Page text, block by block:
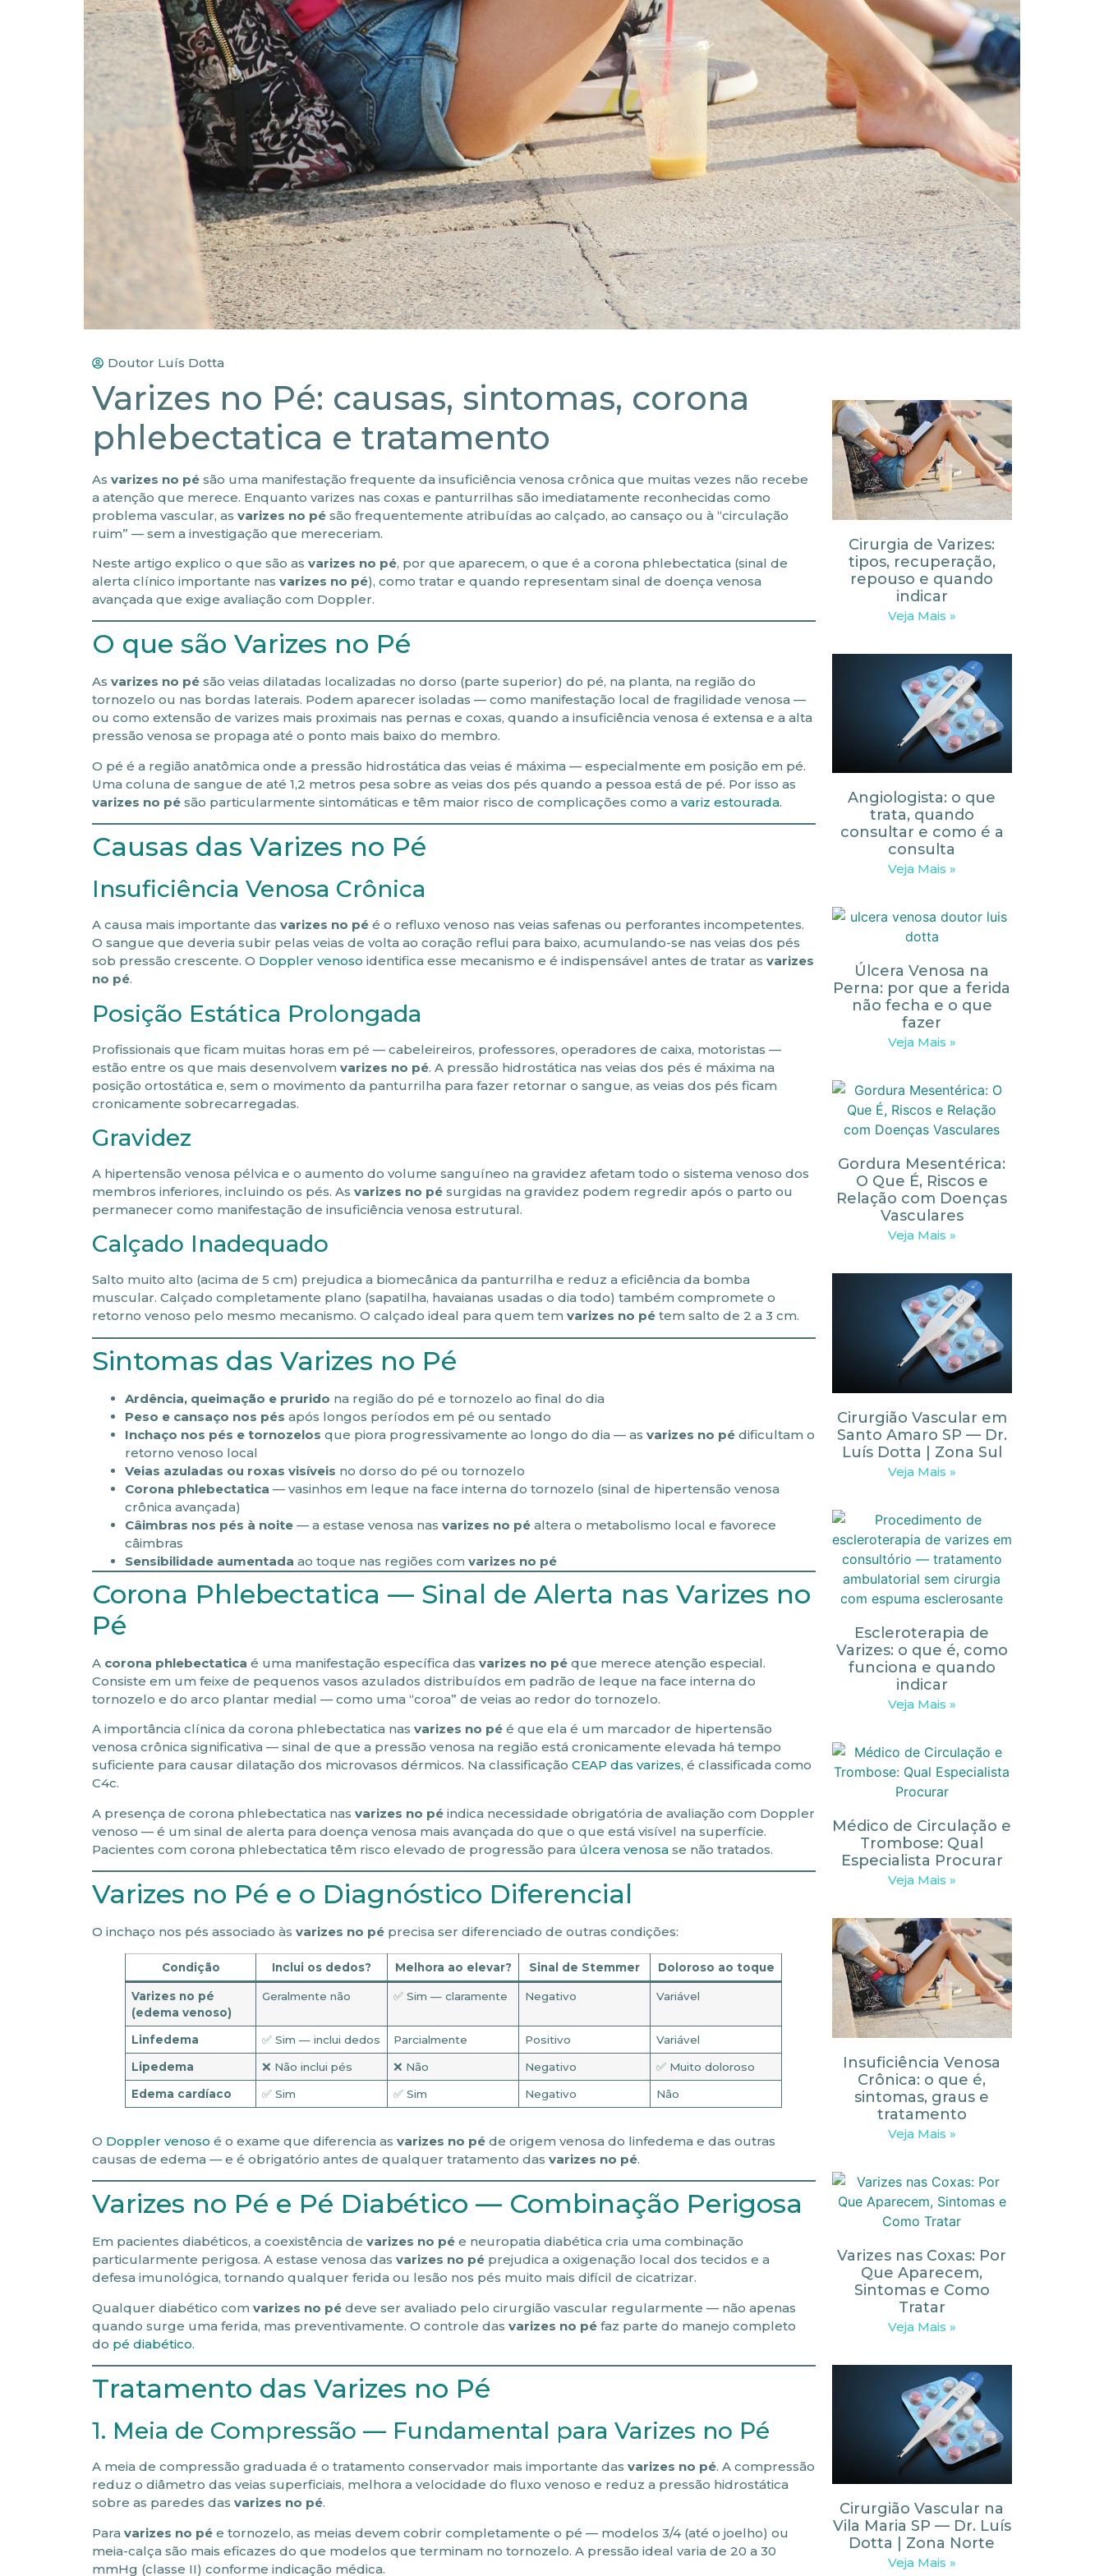
Doutor Luís Dotta
Varizes no Pé: causas, sintomas, corona
phlebectatica e tratamento
As varizes no pé são uma manifestação frequente da insuficiência venosa crônica que muitas vezes não recebe
a atenção que merece. Enquanto varizes nas coxas e panturrilhas são imediatamente reconhecidas como
problema vascular, as varizes no pé são frequentemente atribuídas ao calçado, ao cansaço ou à “circulação
ruim” — sem a investigação que mereceriam.
Neste artigo explico o que são as varizes no pé, por que aparecem, o que é a corona phlebectatica (sinal de
alerta clínico importante nas varizes no pé), como tratar e quando representam sinal de doença venosa
avançada que exige avaliação com Doppler.
O que são Varizes no Pé
As varizes no pé são veias dilatadas localizadas no dorso (parte superior) do pé, na planta, na região do
tornozelo ou nas bordas laterais. Podem aparecer isoladas — como manifestação local de fragilidade venosa —
ou como extensão de varizes mais proximais nas pernas e coxas, quando a insuficiência venosa é extensa e a alta
pressão venosa se propaga até o ponto mais baixo do membro.
O pé é a região anatômica onde a pressão hidrostática das veias é máxima — especialmente em posição em pé.
Uma coluna de sangue de até 1,2 metros pesa sobre as veias dos pés quando a pessoa está de pé. Por isso as
varizes no pé são particularmente sintomáticas e têm maior risco de complicações como a variz estourada.
Causas das Varizes no Pé
Insuficiência Venosa Crônica
A causa mais importante das varizes no pé é o refluxo venoso nas veias safenas ou perforantes incompetentes.
O sangue que deveria subir pelas veias de volta ao coração reflui para baixo, acumulando-se nas veias dos pés
sob pressão crescente. O Doppler venoso identifica esse mecanismo e é indispensável antes de tratar as varizes
no pé.
Posição Estática Prolongada
Profissionais que ficam muitas horas em pé — cabeleireiros, professores, operadores de caixa, motoristas —
estão entre os que mais desenvolvem varizes no pé. A pressão hidrostática nas veias dos pés é máxima na
posição ortostática e, sem o movimento da panturrilha para fazer retornar o sangue, as veias dos pés ficam
cronicamente sobrecarregadas.
Gravidez
A hipertensão venosa pélvica e o aumento do volume sanguíneo na gravidez afetam todo o sistema venoso dos
membros inferiores, incluindo os pés. As varizes no pé surgidas na gravidez podem regredir após o parto ou
permanecer como manifestação de insuficiência venosa estrutural.
Calçado Inadequado
Salto muito alto (acima de 5 cm) prejudica a biomecânica da panturrilha e reduz a eficiência da bomba
muscular. Calçado completamente plano (sapatilha, havaianas usadas o dia todo) também compromete o
retorno venoso pelo mesmo mecanismo. O calçado ideal para quem tem varizes no pé tem salto de 2 a 3 cm.
Sintomas das Varizes no Pé
Ardência, queimação e prurido na região do pé e tornozelo ao final do dia
Peso e cansaço nos pés após longos períodos em pé ou sentado
Inchaço nos pés e tornozelos que piora progressivamente ao longo do dia — as varizes no pé dificultam o
retorno venoso local
Veias azuladas ou roxas visíveis no dorso do pé ou tornozelo
Corona phlebectatica — vasinhos em leque na face interna do tornozelo (sinal de hipertensão venosa
crônica avançada)
Câimbras nos pés à noite — a estase venosa nas varizes no pé altera o metabolismo local e favorece
câimbras
Sensibilidade aumentada ao toque nas regiões com varizes no pé
Corona Phlebectatica — Sinal de Alerta nas Varizes no
Pé
A corona phlebectatica é uma manifestação específica das varizes no pé que merece atenção especial.
Consiste em um feixe de pequenos vasos azulados distribuídos em padrão de leque na face interna do
tornozelo e do arco plantar medial — como uma “coroa” de veias ao redor do tornozelo.
A importância clínica da corona phlebectatica nas varizes no pé é que ela é um marcador de hipertensão
venosa crônica significativa — sinal de que a pressão venosa na região está cronicamente elevada há tempo
suficiente para causar dilatação dos microvasos dérmicos. Na classificação CEAP das varizes, é classificada como
C4c.
A presença de corona phlebectatica nas varizes no pé indica necessidade obrigatória de avaliação com Doppler
venoso — é um sinal de alerta para doença venosa mais avançada do que o que está visível na superfície.
Pacientes com corona phlebectatica têm risco elevado de progressão para úlcera venosa se não tratados.
Varizes no Pé e o Diagnóstico Diferencial
O inchaço nos pés associado às varizes no pé precisa ser diferenciado de outras condições:
Condição Inclui os dedos? Melhora ao elevar? Sinal de Stemmer Doloroso ao toque
Varizes no pé
(edema venoso)
Geralmente não ✅ Sim — claramente Negativo Variável
Linfedema ✅ Sim — inclui dedos Parcialmente Positivo Variável
Lipedema ❌ Não inclui pés ❌ Não Negativo ✅ Muito doloroso
Edema cardíaco ✅ Sim ✅ Sim Negativo Não
O Doppler venoso é o exame que diferencia as varizes no pé de origem venosa do linfedema e das outras
causas de edema — e é obrigatório antes de qualquer tratamento das varizes no pé.
Varizes no Pé e Pé Diabético — Combinação Perigosa
Em pacientes diabéticos, a coexistência de varizes no pé e neuropatia diabética cria uma combinação
particularmente perigosa. A estase venosa das varizes no pé prejudica a oxigenação local dos tecidos e a
defesa imunológica, tornando qualquer ferida ou lesão nos pés muito mais difícil de cicatrizar.
Qualquer diabético com varizes no pé deve ser avaliado pelo cirurgião vascular regularmente — não apenas
quando surge uma ferida, mas preventivamente. O controle das varizes no pé faz parte do manejo completo
do pé diabético.
Tratamento das Varizes no Pé
1. Meia de Compressão — Fundamental para Varizes no Pé
A meia de compressão graduada é o tratamento conservador mais importante das varizes no pé. A compressão
reduz o diâmetro das veias superficiais, melhora a velocidade do fluxo venoso e reduz a pressão hidrostática
sobre as paredes das varizes no pé.
Para varizes no pé e tornozelo, as meias devem cobrir completamente o pé — modelos 3/4 (até o joelho) ou
meia-calça são mais eficazes do que modelos que terminam no tornozelo. A pressão ideal varia de 20 a 30
mmHg (classe II) conforme indicação médica.
Cirurgia de Varizes:
tipos, recuperação,
repouso e quando
indicar
Veja Mais »
Angiologista: o que
trata, quando
consultar e como é a
consulta
Veja Mais »
Úlcera Venosa na
Perna: por que a ferida
não fecha e o que
fazer
Veja Mais »
Gordura Mesentérica:
O Que É, Riscos e
Relação com Doenças
Vasculares
Veja Mais »
Cirurgião Vascular em
Santo Amaro SP — Dr.
Luís Dotta | Zona Sul
Veja Mais »
Escleroterapia de
Varizes: o que é, como
funciona e quando
indicar
Veja Mais »
Médico de Circulação e
Trombose: Qual
Especialista Procurar
Veja Mais »
Insuficiência Venosa
Crônica: o que é,
sintomas, graus e
tratamento
Veja Mais »
Varizes nas Coxas: Por
Que Aparecem,
Sintomas e Como
Tratar
Veja Mais »
Cirurgião Vascular na
Vila Maria SP — Dr. Luís
Dotta | Zona Norte
Veja Mais »